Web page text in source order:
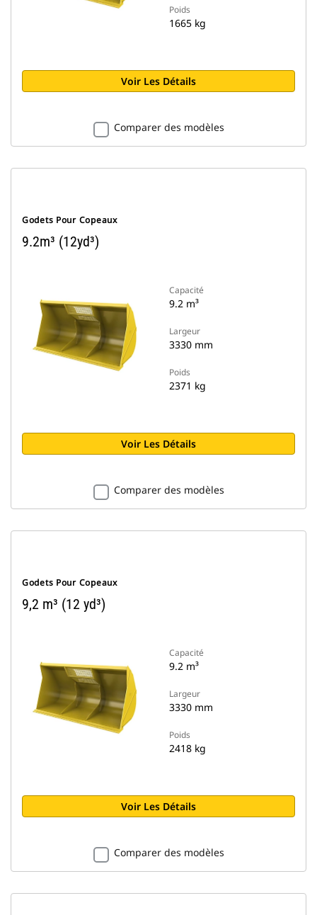
Poids
1665 kg
Voir Les Détails
Comparer des modèles
Godets Pour Copeaux
9.2m³ (12yd³)
Capacité
9.2 m³
Largeur
3330 mm
Poids
2371 kg
Voir Les Détails
Comparer des modèles
Godets Pour Copeaux
9,2 m³ (12 yd³)
Capacité
9.2 m³
Largeur
3330 mm
Poids
2418 kg
Voir Les Détails
Comparer des modèles